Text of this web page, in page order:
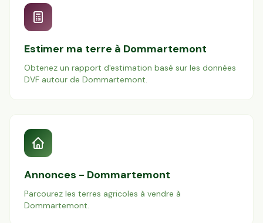
Estimer ma terre à Dommartemont
Obtenez un rapport d'estimation basé sur les données
DVF autour de Dommartemont.
Annonces - Dommartemont
Parcourez les terres agricoles à vendre à
Dommartemont.